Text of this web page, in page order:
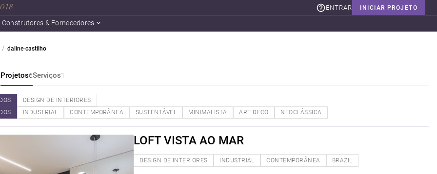
INICIAR PROJETO
ENTRAR
Construtores & Fornecedores
daline-castilho
Projetos6Serviços1
DESIGN DE INTERIORES
INDUSTRIAL CONTEMPORÂNEA SUSTENTÁVEL MINIMALISTA ART DECO NEOCLÁSSICA
LOFT VISTA AO MAR
DESIGN DE INTERIORES INDUSTRIAL CONTEMPORÂNEA BRAZIL